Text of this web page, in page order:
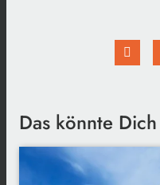
Das könnte